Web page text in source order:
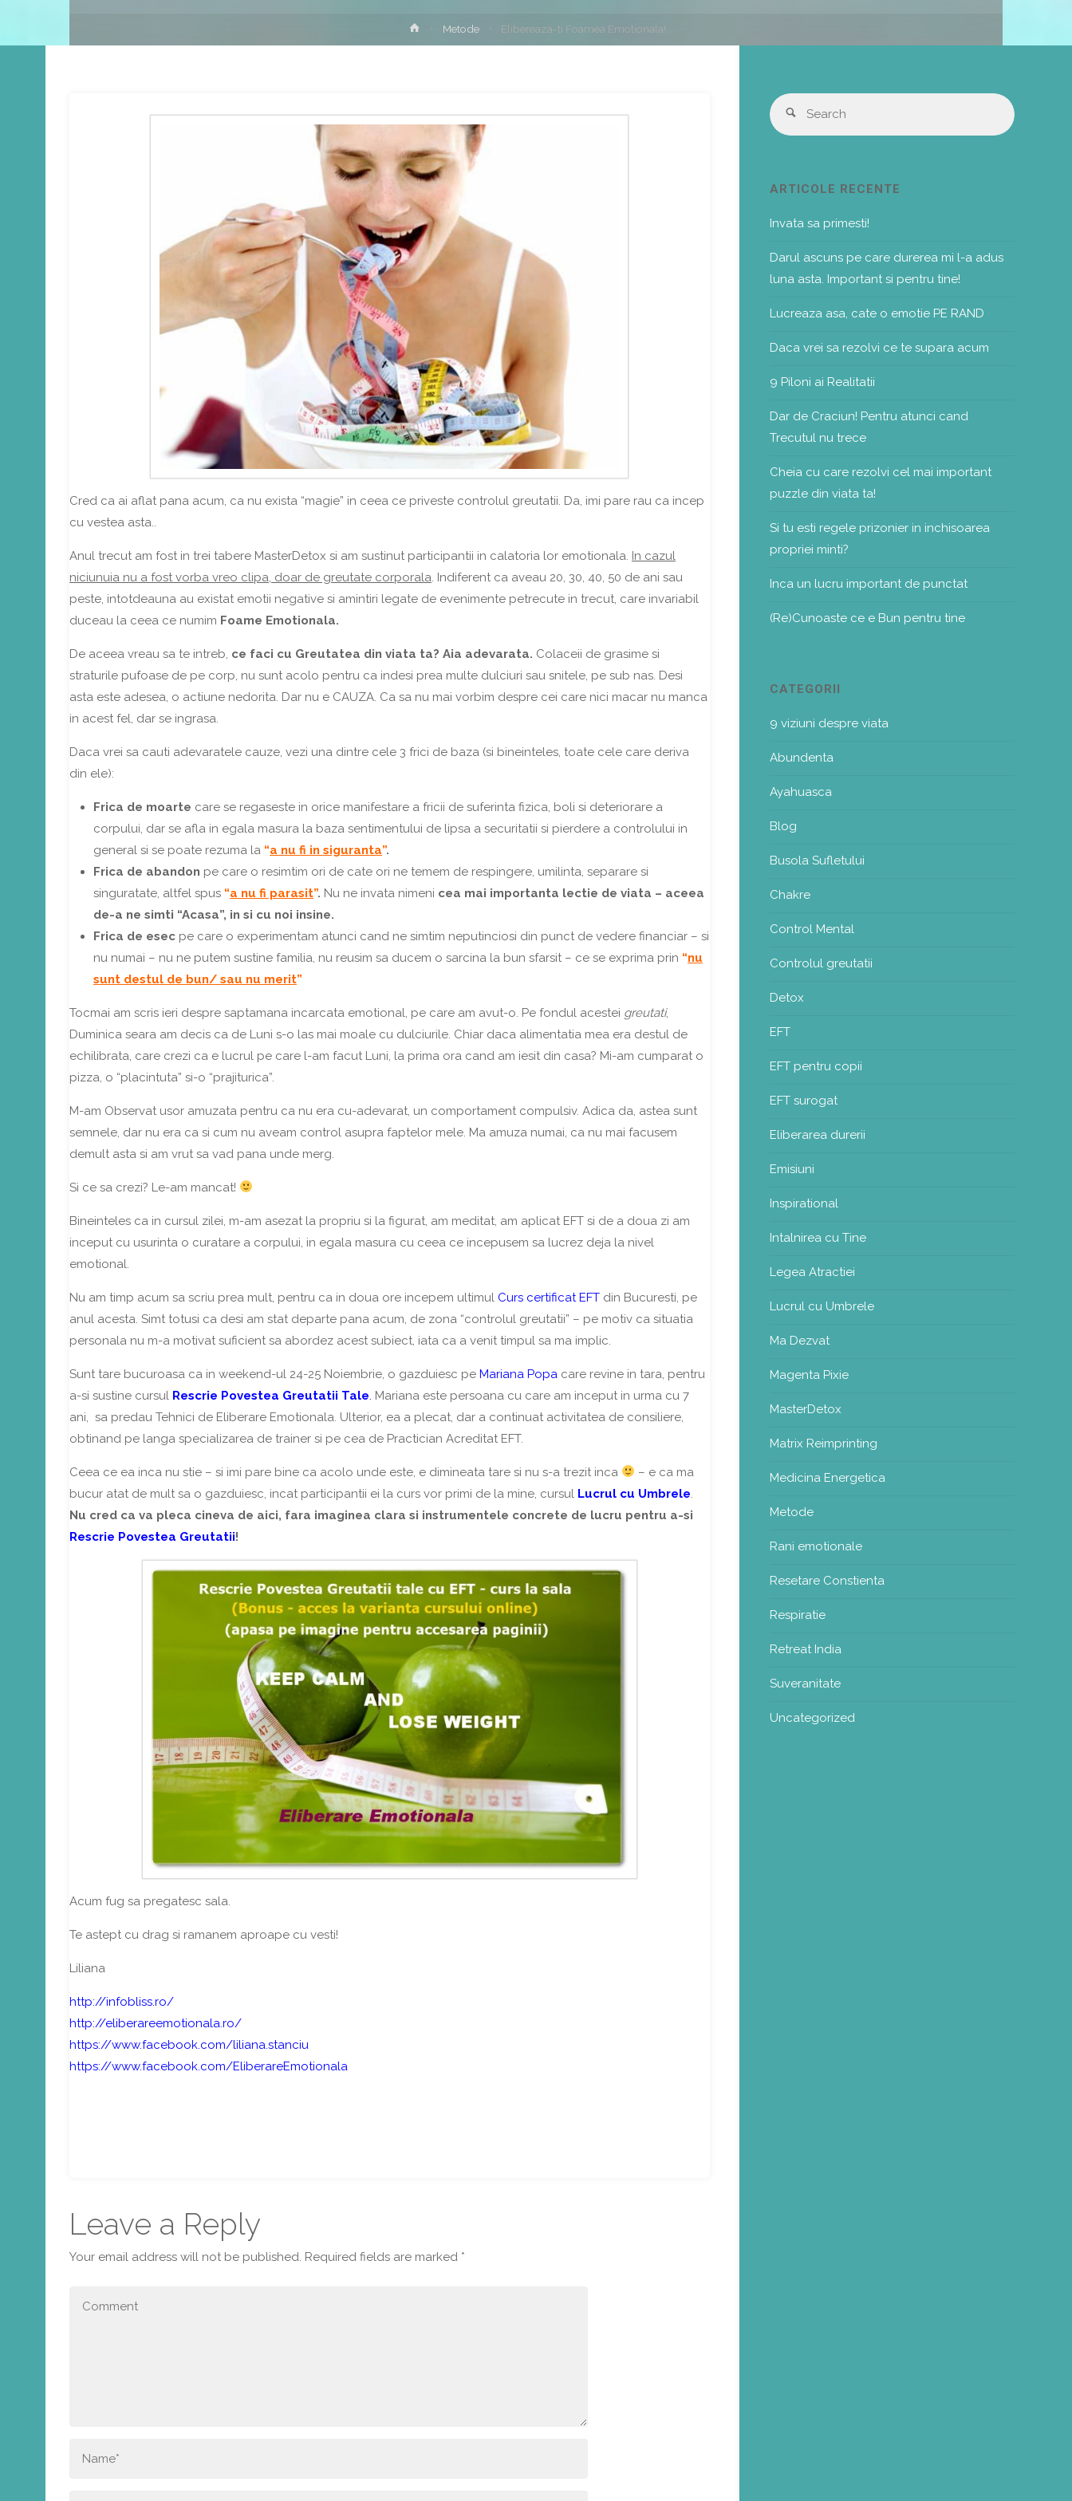
HomeMetode Elibereaza-ti Foamea Emotionala!
Cred ca ai aflat pana acum, ca nu exista “magie” in ceea ce priveste controlul greutatii. Da, imi pare rau ca incep
cu vestea asta..
Anul trecut am fost in trei tabere MasterDetox si am sustinut participantii in calatoria lor emotionala. In cazul
niciunuia nu a fost vorba vreo clipa, doar de greutate corporala. Indiferent ca aveau 20, 30, 40, 50 de ani sau
peste, intotdeauna au existat emotii negative si amintiri legate de evenimente petrecute in trecut, care invariabil
duceau la ceea ce numim Foame Emotionala.
De aceea vreau sa te intreb, ce faci cu Greutatea din viata ta? Aia adevarata. Colaceii de grasime si
straturile pufoase de pe corp, nu sunt acolo pentru ca indesi prea multe dulciuri sau snitele, pe sub nas. Desi
asta este adesea, o actiune nedorita. Dar nu e CAUZA. Ca sa nu mai vorbim despre cei care nici macar nu manca
in acest fel, dar se ingrasa.
Daca vrei sa cauti adevaratele cauze, vezi una dintre cele 3 frici de baza (si bineinteles, toate cele care deriva
din ele):
Frica de moarte care se regaseste in orice manifestare a fricii de suferinta fizica, boli si deteriorare a
corpului, dar se afla in egala masura la baza sentimentului de lipsa a securitatii si pierdere a controlului in
general si se poate rezuma la “a nu fi in siguranta”.
Frica de abandon pe care o resimtim ori de cate ori ne temem de respingere, umilinta, separare si
singuratate, altfel spus “a nu fi parasit”. Nu ne invata nimeni cea mai importanta lectie de viata – aceea
de-a ne simti “Acasa”, in si cu noi insine.
Frica de esec pe care o experimentam atunci cand ne simtim neputinciosi din punct de vedere financiar – si
nu numai – nu ne putem sustine familia, nu reusim sa ducem o sarcina la bun sfarsit – ce se exprima prin “nu
sunt destul de bun/ sau nu merit”
Tocmai am scris ieri despre saptamana incarcata emotional, pe care am avut-o. Pe fondul acestei greutati,
Duminica seara am decis ca de Luni s-o las mai moale cu dulciurile. Chiar daca alimentatia mea era destul de
echilibrata, care crezi ca e lucrul pe care l-am facut Luni, la prima ora cand am iesit din casa? Mi-am cumparat o
pizza, o “placintuta” si-o “prajiturica”.
M-am Observat usor amuzata pentru ca nu era cu-adevarat, un comportament compulsiv. Adica da, astea sunt
semnele, dar nu era ca si cum nu aveam control asupra faptelor mele. Ma amuza numai, ca nu mai facusem
demult asta si am vrut sa vad pana unde merg.
Si ce sa crezi? Le-am mancat!
Bineinteles ca in cursul zilei, m-am asezat la propriu si la figurat, am meditat, am aplicat EFT si de a doua zi am
inceput cu usurinta o curatare a corpului, in egala masura cu ceea ce incepusem sa lucrez deja la nivel
emotional.
Nu am timp acum sa scriu prea mult, pentru ca in doua ore incepem ultimul Curs certificat EFT din Bucuresti, pe
anul acesta. Simt totusi ca desi am stat departe pana acum, de zona “controlul greutatii” – pe motiv ca situatia
personala nu m-a motivat suficient sa abordez acest subiect, iata ca a venit timpul sa ma implic.
Sunt tare bucuroasa ca in weekend-ul 24-25 Noiembrie, o gazduiesc pe Mariana Popa care revine in tara, pentru
a-si sustine cursul Rescrie Povestea Greutatii Tale. Mariana este persoana cu care am inceput in urma cu 7
ani, sa predau Tehnici de Eliberare Emotionala. Ulterior, ea a plecat, dar a continuat activitatea de consiliere,
obtinand pe langa specializarea de trainer si pe cea de Practician Acreditat EFT.
Ceea ce ea inca nu stie – si imi pare bine ca acolo unde este, e dimineata tare si nu s-a trezit inca
– e ca ma
bucur atat de mult sa o gazduiesc, incat participantii ei la curs vor primi de la mine, cursul Lucrul cu Umbrele.
Nu cred ca va pleca cineva de aici, fara imaginea clara si instrumentele concrete de lucru pentru a-si
Rescrie Povestea Greutatii!
Acum fug sa pregatesc sala.
Te astept cu drag si ramanem aproape cu vesti!
Liliana
http://infobliss.ro/
http://eliberareemotionala.ro/
https://www.facebook.com/liliana.stanciu
https://www.facebook.com/EliberareEmotionala
Leave a Reply
Your email address will not be published. Required fields are marked *
Search
ARTICOLE RECENTE
Invata sa primesti!
Darul ascuns pe care durerea mi l-a adus
luna asta. Important si pentru tine!
Lucreaza asa, cate o emotie PE RAND
Daca vrei sa rezolvi ce te supara acum
9 Piloni ai Realitatii
Dar de Craciun! Pentru atunci cand
Trecutul nu trece
Cheia cu care rezolvi cel mai important
puzzle din viata ta!
Si tu esti regele prizonier in inchisoarea
propriei minti?
Inca un lucru important de punctat
(Re)Cunoaste ce e Bun pentru tine
CATEGORII
9 viziuni despre viata
Abundenta
Ayahuasca
Blog
Busola Sufletului
Chakre
Control Mental
Controlul greutatii
Detox
EFT
EFT pentru copii
EFT surogat
Eliberarea durerii
Emisiuni
Inspirational
Intalnirea cu Tine
Legea Atractiei
Lucrul cu Umbrele
Ma Dezvat
Magenta Pixie
MasterDetox
Matrix Reimprinting
Medicina Energetica
Metode
Rani emotionale
Resetare Constienta
Respiratie
Retreat India
Suveranitate
Uncategorized